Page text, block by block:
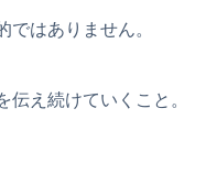
ではありません。
伝え続けていくこと。